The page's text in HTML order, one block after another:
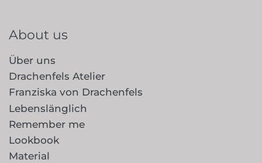
About us
Über uns
Drachenfels Atelier
Franziska von Drachenfels
Lebenslänglich
Remember me
Lookbook
Material